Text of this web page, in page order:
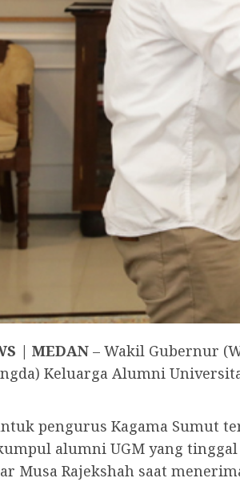
| MEDAN – Wakil Gubernur
Keluarga Alumni
pengurus Kagama Sumut
alumni UGM yang
Musa Rajekshah saat